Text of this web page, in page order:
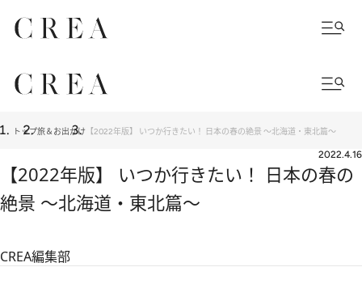
トップ旅＆お出かけ 【2022年版】 いつか行きたい！ 日本の春の絶景 ～北海道・東北篇～
2022.4.16
【2022年版】 いつか行きたい！ 日本の春の
絶景 ～北海道・東北篇～
CREA編集部